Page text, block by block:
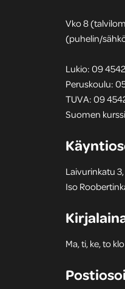
Vko 8
(puhelin/
Lukio: 09
Peruskoulu:
TUVA: 09
Suomen
Laivurinkatu 3,
Iso
Ma, ti, ke, to